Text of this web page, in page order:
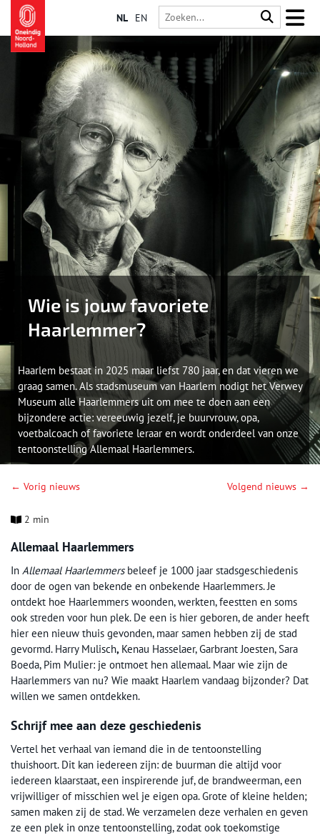
NL EN
Wie is jouw favoriete
Haarlemmer?
Haarlem bestaat in 2025 maar liefst 780 jaar, en dat vieren we
graag samen. Als stadsmuseum van Haarlem nodigt het Verwey
Museum alle Haarlemmers uit om mee te doen aan een
bijzondere actie: vereeuwig jezelf, je buurvrouw, opa,
voetbalcoach of favoriete leraar en wordt onderdeel van onze
tentoonstelling Allemaal Haarlemmers.
← Vorig nieuws Volgend nieuws →
2 min
Allemaal Haarlemmers
In Allemaal Haarlemmersbeleef je 1000 jaar stadsgeschiedenis
door de ogen van bekende en onbekende Haarlemmers. Je
ontdekt hoe Haarlemmers woonden, werkten, feestten en soms
ook streden voor hun plek. De een is hier geboren, de ander heeft
hier een nieuw thuis gevonden, maar samen hebben zij de stad
gevormd. Harry Mulisch, Kenau Hasselaer, Garbrant Joesten, Sara
Boeda, Pim Mulier: je ontmoet hen allemaal. Maar wie zijn de
Haarlemmers van nu? Wie maakt Haarlem vandaag bijzonder? Dat
willen we samen ontdekken.
Schrijf mee aan deze geschiedenis
Vertel het verhaal van iemand die in de tentoonstelling
thuishoort. Dit kan iedereen zijn: de buurman die altijd voor
iedereen klaarstaat, een inspirerende juf, de brandweerman, een
vrijwilliger of misschien wel je eigen opa. Grote of kleine helden;
samen maken zij de stad. We verzamelen deze verhalen en geven
ze een plek in onze tentoonstelling, zodat ook toekomstige